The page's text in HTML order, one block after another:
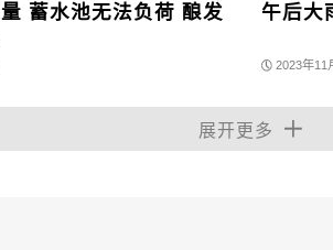
蓄水池无法负荷 酿发
午后大
2023年11
展开更多